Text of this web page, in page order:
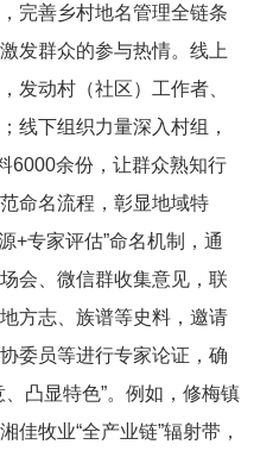
完善乡村地名管理全链条
发群众的参与热情。线上
发动村（社区）工作者、
线下组织力量深入村组，
6000余份，让群众熟知行
命名流程，彰显地域特
+专家评估”命名机制，通
会、微信群收集意见，联
方志、族谱等史料，邀请
委员等进行专家论证，确
凸显特色”。例如，修梅镇
佳牧业“全产业链”辐射带，